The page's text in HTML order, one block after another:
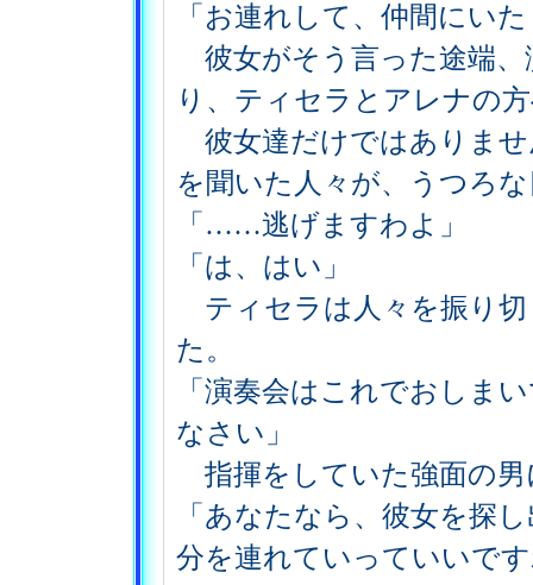
「お連れして、仲間にい
彼女がそう言った途端、
り、ティセラとアレナの
彼女達だけではありま
を聞いた人々が、うつろ
「……逃げますわよ」
「は、はい」
ティセラは人々を振り
た。
「演奏会はこれでおしま
なさい」
指揮をしていた強面の男
「あなたなら、彼女を探
分を連れていっていいで